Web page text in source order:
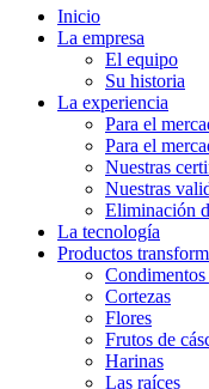
Inicio
La empresa
El equipo
Su historia
La experiencia
Para el
Para el
Nuestras
Nuestras
Eliminación
La tecnología
Productos
Condimentos
Cortezas
Flores
Frutos de
Harinas
Las raíces